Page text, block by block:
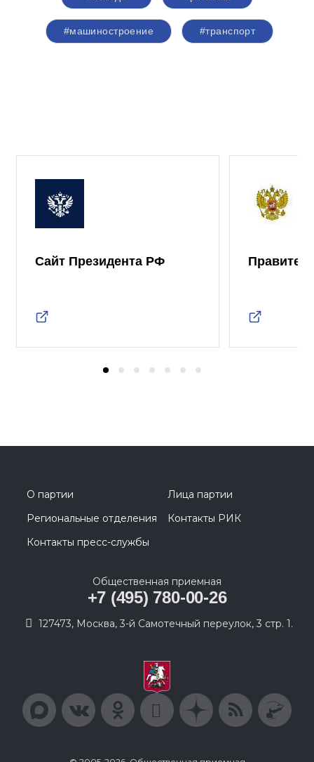
#машиностроение #транспорт
Сайт Президента РФ
О партии
Лица партии
Региональные отделения
Контакты РИК
Контакты пресс-службы
Общественная приемная
+7 (495) 780-00-26
127473, Москва, 3-й Самотечный переулок, 3 стр. 1.